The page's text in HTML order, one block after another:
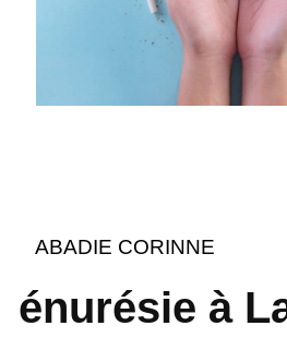
ABADIE CORINNE
énurésie à